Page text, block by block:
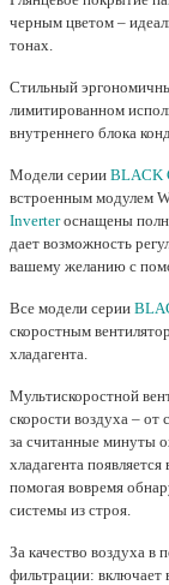
черным цветом –
тонах.
Стильный
лимитированном
внутреннего блока
Модели серии BLACK
встроенным модулем
Inverterоснащены
дает возможность
вашему желанию с
Все модели серии
скоростным
хладагента.
Мультискоростной
скорости воздуха – от
за считанные минуты
хладагента
помогая вовремя
системы из строя.
За качество воздуха в
фильтрации: включает